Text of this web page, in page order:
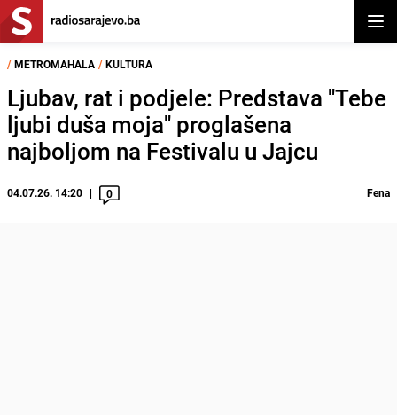
/ METROMAHALA / KULTURA
Ljubav, rat i podjele: Predstava "Tebe
ljubi duša moja" proglašena
najboljom na Festivalu u Jajcu
04.07.26. 14:20 0 Fena